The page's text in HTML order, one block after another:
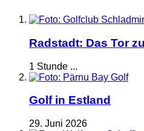
Radstadt: Das Tor
1 Stunde ...
Golf in Estland
29. Juni 2026